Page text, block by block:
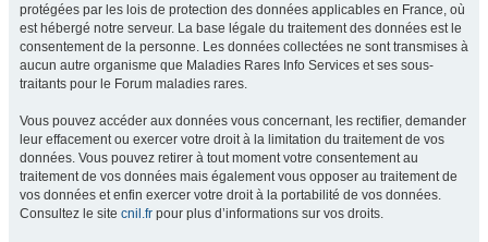
protégées par les lois de protection des données applicables en France, où
est hébergé notre serveur. La base légale du traitement des données est le
consentement de la personne. Les données collectées ne sont transmises à
aucun autre organisme que Maladies Rares Info Services et ses sous-
traitants pour le Forum maladies rares.
Vous pouvez accéder aux données vous concernant, les rectifier, demander
leur effacement ou exercer votre droit à la limitation du traitement de vos
données. Vous pouvez retirer à tout moment votre consentement au
traitement de vos données mais également vous opposer au traitement de
vos données et enfin exercer votre droit à la portabilité de vos données.
Consultez le site cnil.fr pour plus d’informations sur vos droits.